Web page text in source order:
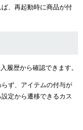
、再起動時に商品が付
履歴から確認できます。
ず、アイテムの付与が
定から遷移できるカス